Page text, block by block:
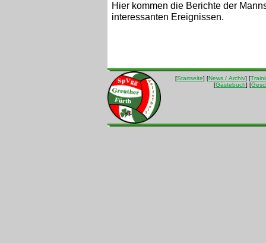
Hier kommen die Berichte der
interessanten Ereignissen.
[Startseite] [News / Archiv] [
[Gästebuch] [